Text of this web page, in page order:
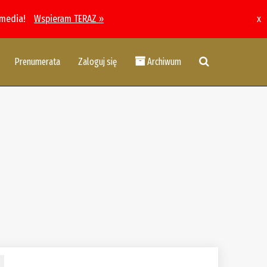
Wspieram TERAZ » x
Prenumerata Zaloguj się Archiwum